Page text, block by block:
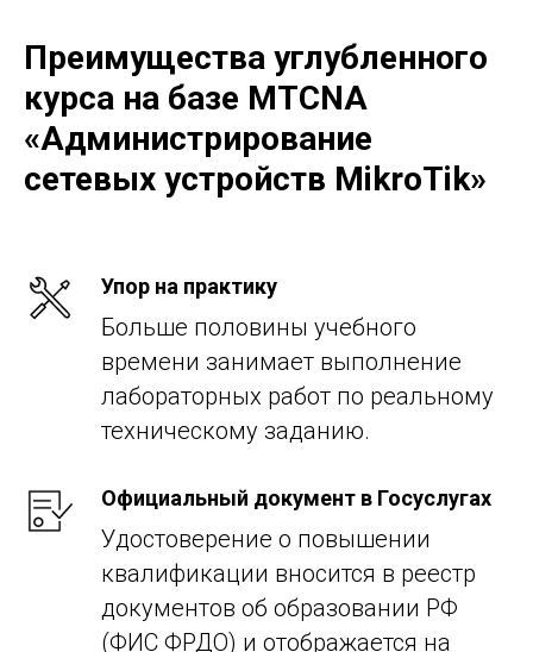
Преимущества углубленного
курса на базе MTCNA
«Администрирование
сетевых устройств MikroTik»
Упор на практику
Больше половины учебного
времени занимает выполнение
лабораторных работ по реальному
техническому заданию.
Официальный документ в Госуслугах
Удостоверение о повышении
квалификации вносится в реестр
документов об образовании РФ
(ФИС ФРДО) и отображается на